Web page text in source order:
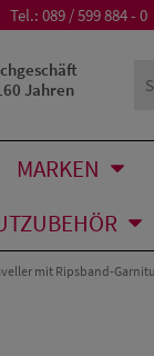
Tel.: 089 / 599 884 - 0
Jahren
MARKEN
mit Ripsband-